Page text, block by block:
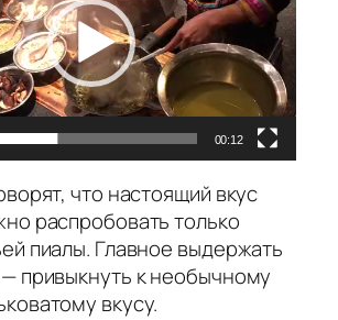
00:12
что настоящий вкус
распробовать только
пиалы. Главное выдержать
привыкнуть к необычному
вкусу.